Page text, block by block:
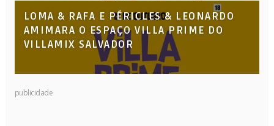
LOMA & RAFA E PÉRICLES & LEONARDO
AMIMARA O ESPAÇO VILLA PRIME DO
VILLAMIX SALVADOR
publicidade